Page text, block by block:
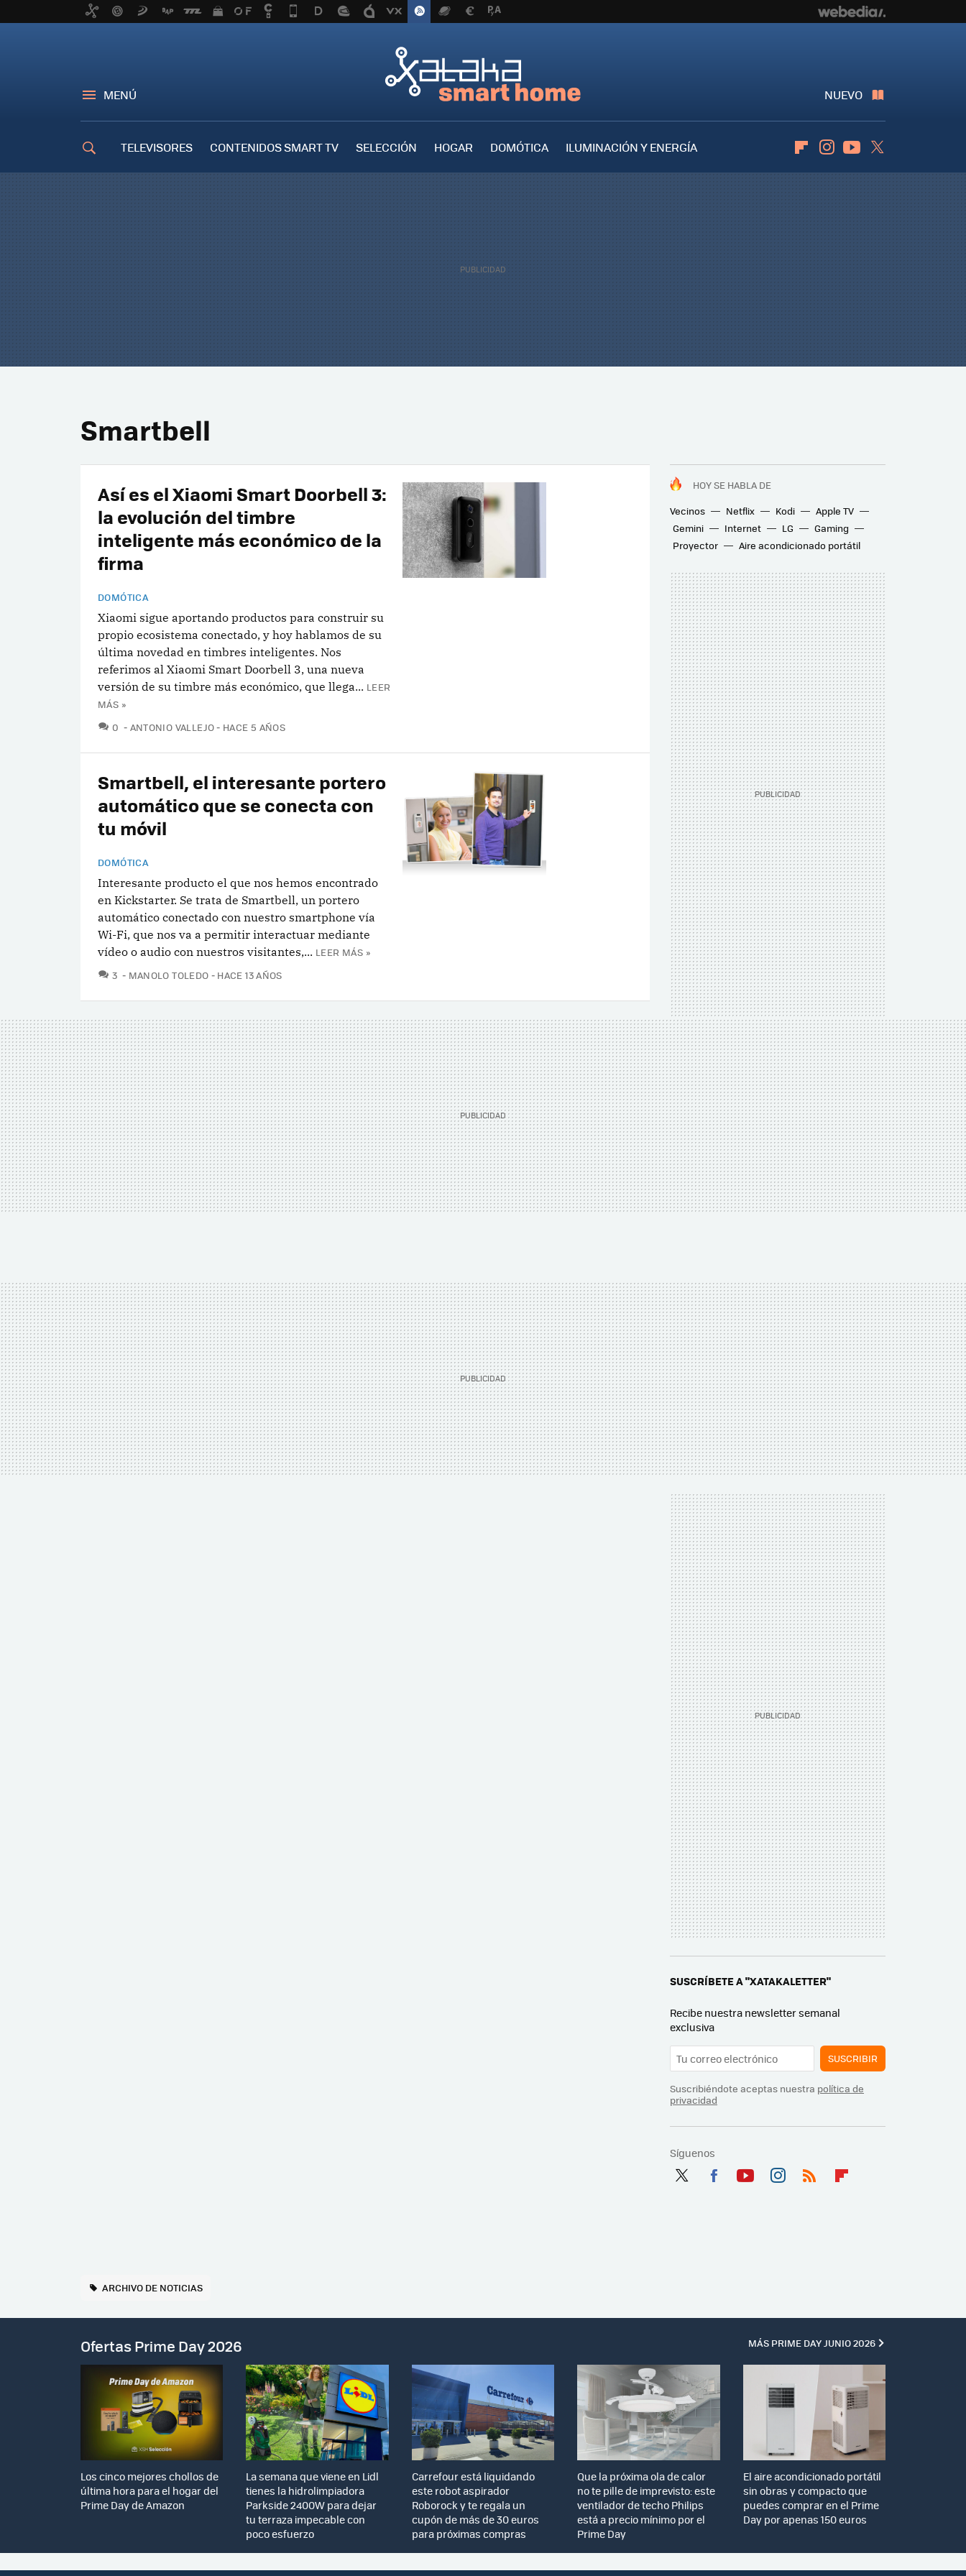
MENÚ NUEVO
TELEVISORES CONTENIDOS SMART TV SELECCIÓN HOGAR DOMÓTICA
ILUMINACIÓN Y ENERGÍA
FlipboardInstagramYoutube
Smartbell
HOY SE HABLA DE
Vecinos
Netflix Kodi
Apple TV
Gemini
Internet LG
Gaming
Proyector
Aire acondicionado portátil
Así es el Xiaomi Smart Doorbell 3:
la evolución del timbre
inteligente más económico de la
firma
DOMÓTICA
Xiaomi sigue aportando productos para construir su
propio ecosistema conectado, y hoy hablamos de su
última novedad en timbres inteligentes. Nos
referimos al Xiaomi Smart Doorbell 3, una nueva
versión de su timbre más económico, que llega... LEER
MÁS »
0 COMENTARIOS
ANTONIO VALLEJO HACE 5 AÑOS
Smartbell, el interesante portero
automático que se conecta con
tu móvil
DOMÓTICA
Interesante producto el que nos hemos encontrado
en Kickstarter. Se trata de Smartbell, un portero
automático conectado con nuestro smartphone vía
Wi-Fi, que nos va a permitir interactuar mediante
vídeo o audio con nuestros visitantes,... LEER MÁS »
3 COMENTARIOS
MANOLO TOLEDO HACE 13 AÑOS
SUSCRÍBETE A "XATAKALETTER"
Recibe nuestra newsletter semanal
exclusiva
SUSCRIBIR
Suscribiéndote aceptas nuestra política de
privacidad
Síguenos
ARCHIVO DE NOTICIAS
Ofertas Prime Day 2026
Los cinco mejores chollos de
última hora para el hogar del
Prime Day de Amazon
La semana que viene en Lidl
tienes la hidrolimpiadora
Parkside 2400W para dejar
tu terraza impecable con
poco esfuerzo
Carrefour está liquidando
este robot aspirador
Roborock y te regala un
cupón de más de 30 euros
para próximas compras
Que la próxima ola de calor
no te pille de imprevisto: este
ventilador de techo Philips
está a precio mínimo por el
Prime Day
El aire acondicionado portátil
sin obras y compacto que
puedes comprar en el Prime
Day por apenas 150 euros
MÁS PRIME DAY JUNIO 2026